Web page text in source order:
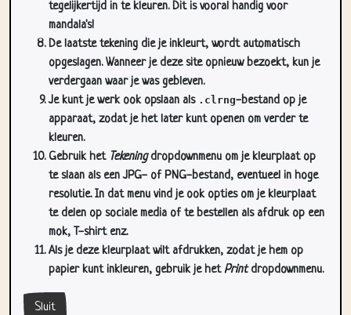
tegelijkertijd in te kleuren. Dit is vooral handig voor
mandala's!
De laatste tekening die je inkleurt, wordt automatisch
opgeslagen. Wanneer je deze site opnieuw bezoekt, kun je
verdergaan waar je was gebleven.
Je kunt je werk ook opslaan als .clrng-bestand op je
apparaat, zodat je het later kunt openen om verder te
kleuren.
Gebruik het Tekeningdropdownmenu om je kleurplaat op
te slaan als een JPG- of PNG-bestand, eventueel in hoge
resolutie. In dat menu vind je ook opties om je kleurplaat
te delen op sociale media of te bestellen als afdruk op een
mok, T-shirt enz.
Als je deze kleurplaat wilt afdrukken, zodat je hem op
papier kunt inkleuren, gebruik je hetPrintdropdownmenu.
Sluit